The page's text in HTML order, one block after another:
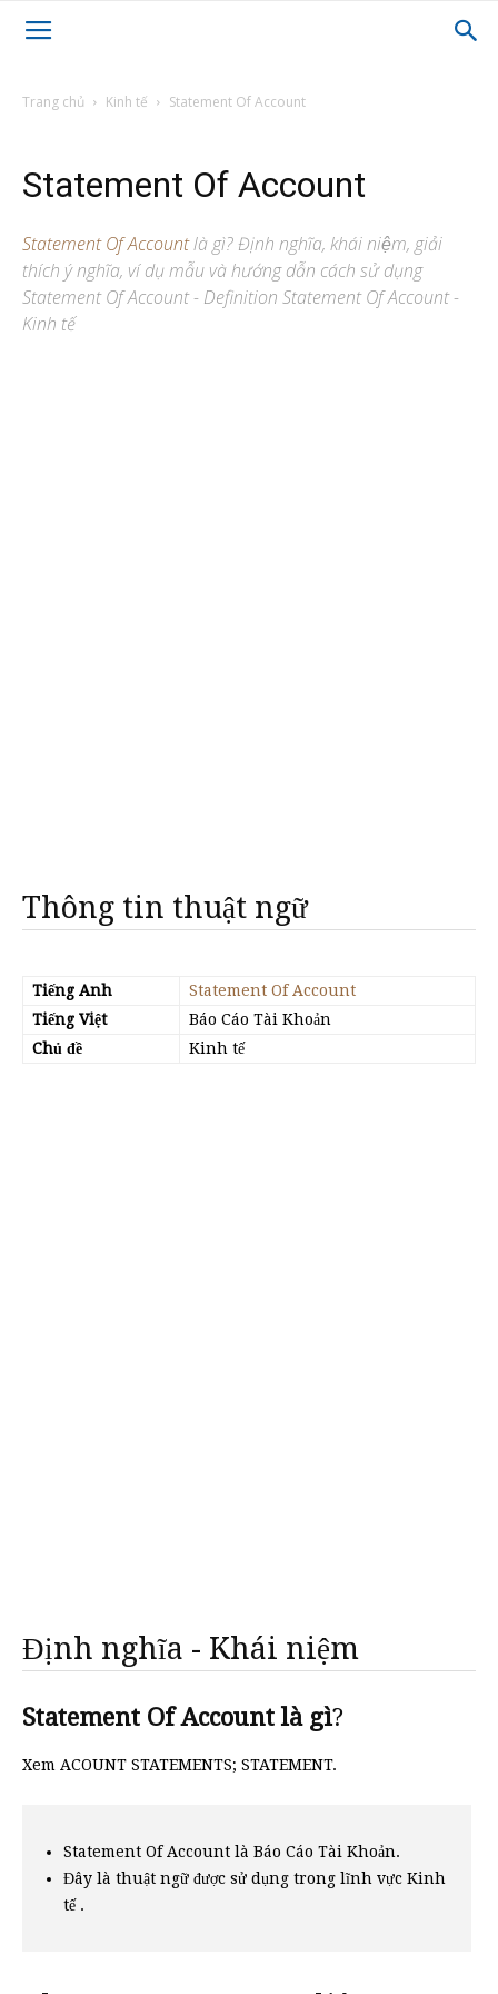
Trang chủ Kinh tế Statement Of Account
Statement Of Account
Statement Of Accountlà gì? Định nghĩa, khái niệm, giải
thích ý nghĩa, ví dụ mẫu và hướng dẫn cách sử dụng
Statement Of Account - Definition Statement Of Account -
Kinh tế
Thông tin thuật ngữ
Tiếng Anh
Statement Of Account
Tiếng Việt
Báo Cáo Tài Khoản
Chủ đề
Kinh tế
Định nghĩa - Khái niệm
Statement Of Account là gì?
Xem ACOUNT STATEMENTS; STATEMENT.
Statement Of Account là Báo Cáo Tài Khoản.
Đây là thuật ngữ được sử dụng trong lĩnh vực Kinh
tế .